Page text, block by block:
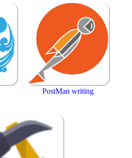
PostMan writing